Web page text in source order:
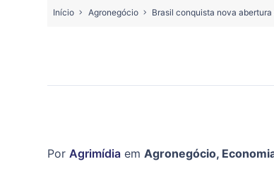
Início Agronegócio Brasil conquista nova
Por Agrimídia em Agronegócio,